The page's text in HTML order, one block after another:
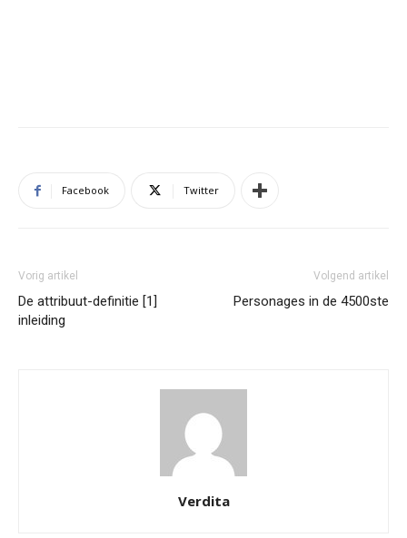
Facebook Twitter
Vorig artikel
De attribuut-definitie [1]
inleiding
Volgend artikel
Personages in de 4500ste
Verdita